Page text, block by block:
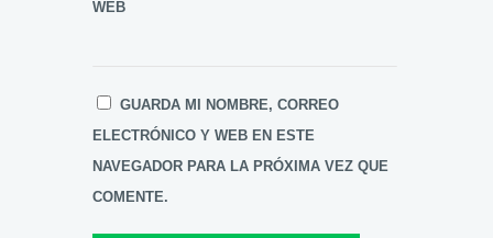
WEB
GUARDA MI NOMBRE, CORREO
ELECTRÓNICO Y WEB EN ESTE
NAVEGADOR PARA LA PRÓXIMA VEZ QUE
COMENTE.